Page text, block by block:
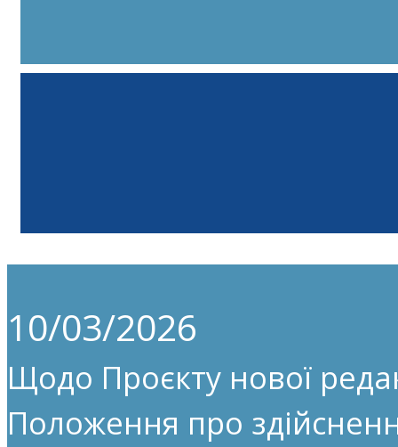
10/03/2026
Щодо Проєкту нової
Положення про